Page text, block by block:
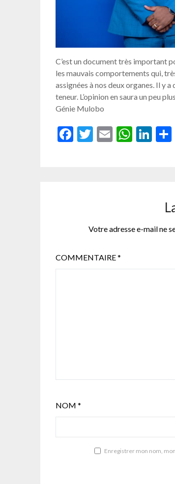
C’est un document très important
les mauvais comportements qui,
assignées à nos deux organes. Il y
teneur. L’opinion en saura un peu
Génie Mulobo
Facebook
Twitter
Email
Votre adresse e-mail ne
COMMENTAIRE*
NOM*
Enregistrer mon nom,